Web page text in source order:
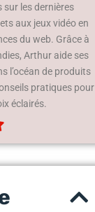
sur les dernières
aux jeux vidéo en
du web. Grâce à
Arthur aide ses
l’océan de produits
pratiques pour
éclairés.